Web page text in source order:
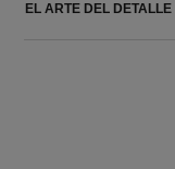
EL ARTE DEL DETALLE